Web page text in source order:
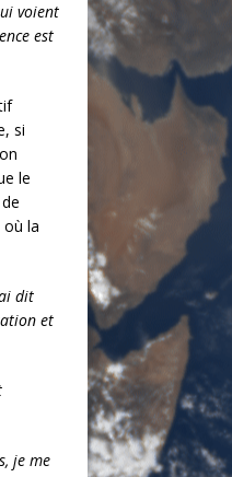
voient
est
si
le
où la
dit
et
je me